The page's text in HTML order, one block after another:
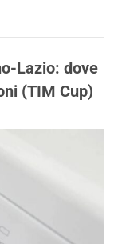
Lazio: dove
(TIM Cup)